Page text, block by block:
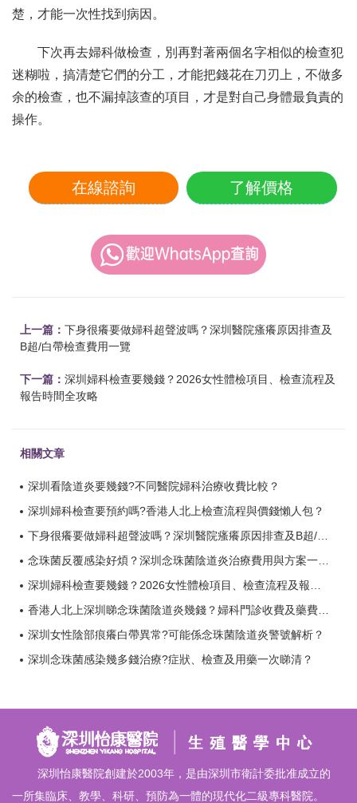
楚，才能一次性找到病因。
下次再去婦科做檢查，別再對著兩個名字相似的檢查犯
迷糊啦，搞清楚它們的分工，才能把錢花在刀刃上，不做多
余的檢查，也不漏掉該查的項目，才是對自己身體最負責的
操作。
在線諮詢 了解價格
上一篇： 下身很癢要做婦科超聲波嗎？深圳醫院瘙癢原因排查及
B超/白帶檢查費用一覽
下一篇： 深圳婦科檢查要幾錢？2026女性體檢項目、檢查流程及
報告時間全攻略
相關文章
深圳看陰道炎要幾錢?不同醫院婦科治療收費比較？
深圳婦科檢查要預約嗎?香港人北上檢查流程與價錢懶人包？
下身很癢要做婦科超聲波嗎？深圳醫院瘙癢原因排查及B超/白帶檢查費用一覽？
念珠菌反覆感染好煩？深圳念珠菌陰道炎治療費用與方案一覽？
深圳婦科檢查要幾錢？2026女性體檢項目、檢查流程及報告時間全攻略？
香港人北上深圳睇念珠菌陰道炎幾錢？婦科門診收費及藥費詳情？
深圳女性陰部痕癢白帶異常?可能係念珠菌陰道炎警號解析？
深圳念珠菌感染幾多錢治療?症狀、檢查及用藥一次睇清？
深圳怡康醫院創建於2003年，是由深圳市衛計委批准成立的
一所集臨床、教學、科研、預防為一體的現代化二級專科醫院。